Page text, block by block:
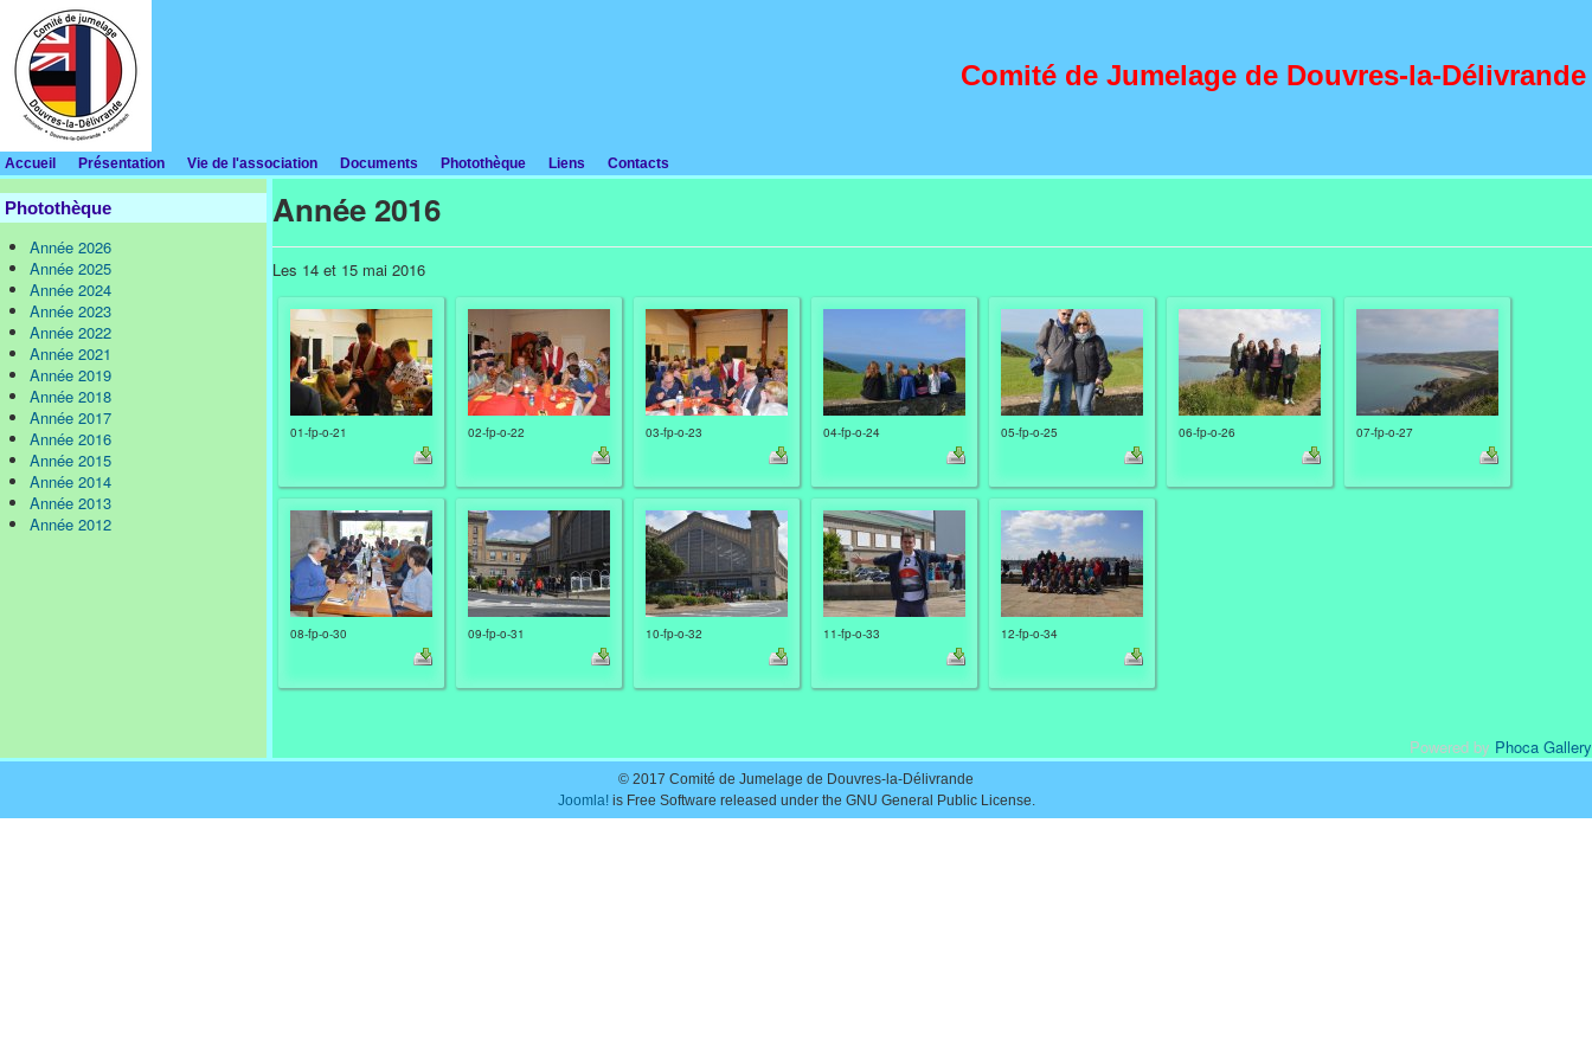
Comité de Jumelage de Douvres-la-Délivrande
Accueil Présentation Vie de l'association Documents Photothèque Liens Contacts
Photothèque
Année 2026
Année 2025
Année 2024
Année 2023
Année 2022
Année 2021
Année 2019
Année 2018
Année 2017
Année 2016
Année 2015
Année 2014
Année 2013
Année 2012
Année 2016
Les 14 et 15 mai 2016
01-fp-o-21 02-fp-o-22 03-fp-o-23 04-fp-o-24 05-fp-o-25 06-fp-o-26 07-fp-o-27
08-fp-o-30 09-fp-o-31 10-fp-o-32 11-fp-o-33 12-fp-o-34
Powered by Phoca Gallery
© 2017 Comité de Jumelage de Douvres-la-Délivrande
Joomla!is Free Software released under the GNU General Public License.